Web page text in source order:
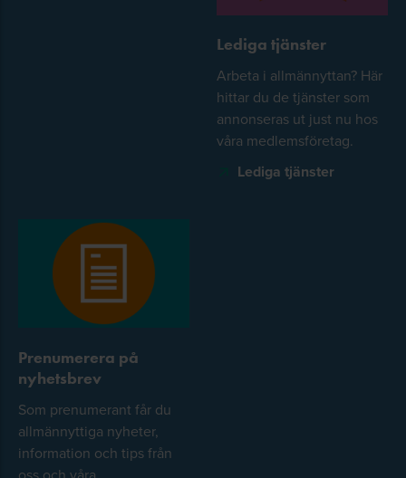
Dialog med externa intressenter som är
relevanta för deltagande bolag
Behov av intressentdialog för egna
åtgärder för att hantera identifierad
Uppdatering av analysen av styrningen
Plan och åtgärder för att hantera gap
Träff 4: Strategi och styrning
Avrapportering av genomfört arbete
med fokus på utestående frågor och
utmaningar
Goda exempel (från deltagande bolag
Lediga tjänster
Arbeta i allmännyttan? Här
hittar du de tjänster som
annonseras ut just nu hos
våra medlemsföretag.
Lediga tjänster
Prenumerera på
nyhetsbrev
Som prenumerant får du
allmännyttiga nyheter,
information och tips från